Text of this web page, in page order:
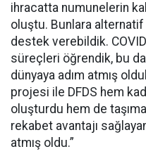
ihracatta numunelerin
oluştu. Bunlara
destek verebildik.
süreçleri öğrendik, bu da
dünyaya adım atmış
projesi ile DFDS hem
oluşturdu hem de
rekabet avantajı
atmış oldu.”